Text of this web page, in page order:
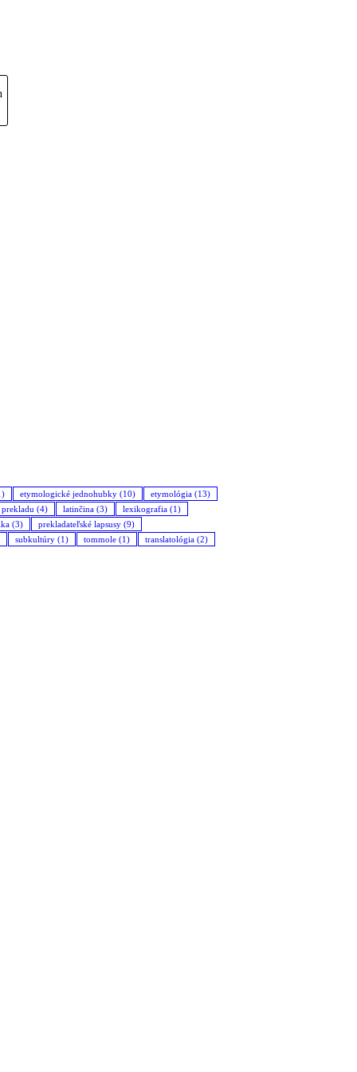
etymologické jednohubky (10) etymológia (13)
(4) latinčina (3) lexikografia (1)
(3) prekladateľské lapsusy (9)
subkultúry (1) tommole (1) translatológia (2)